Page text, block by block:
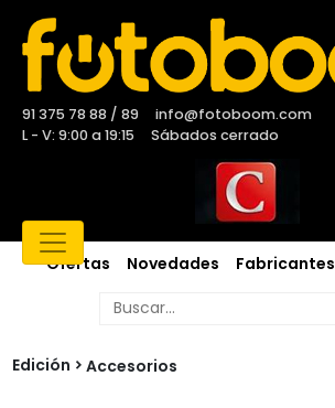
91 375 78 88 / 89
info@fotoboom.com
L - V: 9:00 a 19:15
Sábados cerrado
Ofertas Novedades Fabricantes
Edición Accesorios